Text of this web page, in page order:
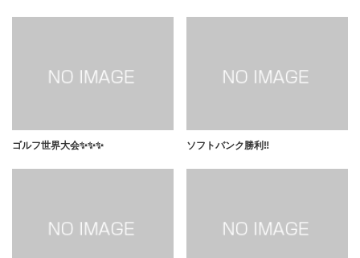
ゴルフ世界大会✨✨✨ ソフトバンク勝利‼️